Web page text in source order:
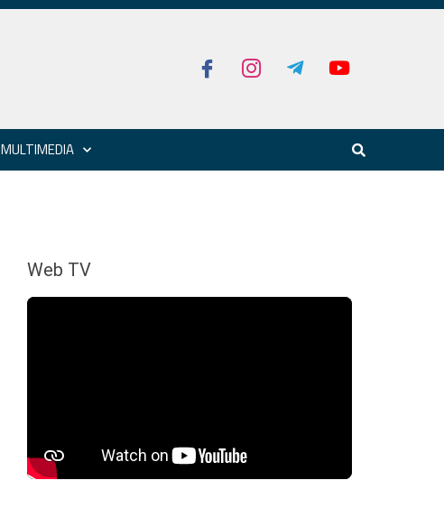
MULTIMEDIA
Web TV